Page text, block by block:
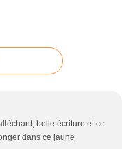
belle écriture et ce
dans ce jaune